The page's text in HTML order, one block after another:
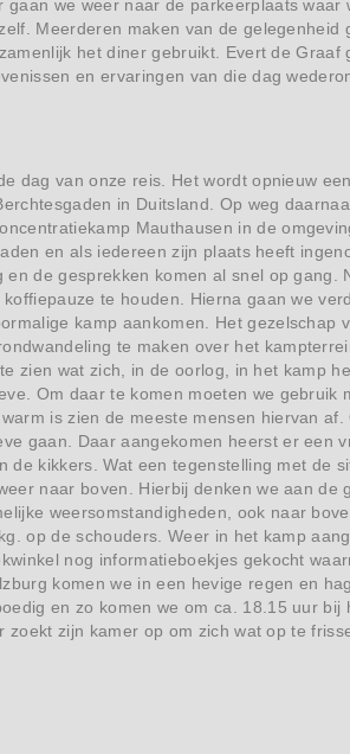
we weer naar de parkeerplaats
Meerderen maken van de
het diner gebruikt. Evert de
en ervaringen van die dag
dag van onze reis. Het wordt opnieuw
in Duitsland. Op weg
Mauthausen in de
en als iedereen zijn plaats heeft
de gesprekken komen al snel op gang.
te houden. Hierna gaan we
kamp aankomen. Het gezelschap
te maken over het
zien wat zich, in de oorlog, in het kamp
Om daar te komen moeten we gebruik
is zien de meeste mensen hiervan
gaan. Daar aangekomen heerst er een
de kikkers. Wat een tegenstelling met de
naar boven. Hierbij denken we aan de
weersomstandigheden, ook naar
op de schouders. Weer in het kamp
nog informatieboekjes gekocht
komen we in een hevige regen en
en zo komen we om ca. 18.15 uur
zoekt zijn kamer op om zich wat op te